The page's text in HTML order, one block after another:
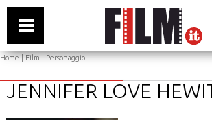
Home|Film| Personaggio
JENNIFER LOVE